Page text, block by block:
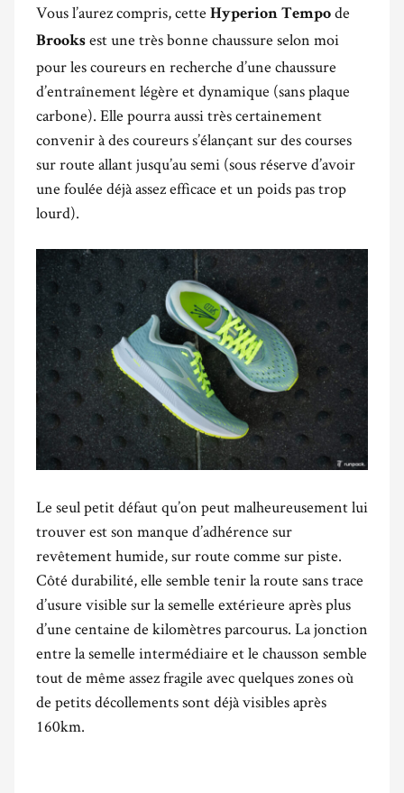
Vous l’aurez compris, cette Hyperion Tempo de
Brooks est une très bonne chaussure selon moi
pour les coureurs en recherche d’une chaussure
d’entraînement légère et dynamique (sans plaque
carbone). Elle pourra aussi très certainement
convenir à des coureurs s’élançant sur des courses
sur route allant jusqu’au semi (sous réserve d’avoir
une foulée déjà assez efficace et un poids pas trop
lourd).
Le seul petit défaut qu’on peut malheureusement lui
trouver est son manque d’adhérence sur
revêtement humide, sur route comme sur piste.
Côté durabilité, elle semble tenir la route sans trace
d’usure visible sur la semelle extérieure après plus
d’une centaine de kilomètres parcourus. La jonction
entre la semelle intermédiaire et le chausson semble
tout de même assez fragile avec quelques zones où
de petits décollements sont déjà visibles après
160km.